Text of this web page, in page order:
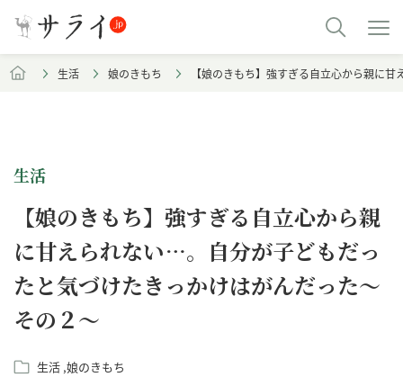
生活 娘のきもち 【娘のきもち】強すぎる自立心から親に
生活
【娘のきもち】強すぎる自立心から親
に甘えられない…。自分が子どもだっ
たと気づけたきっかけはがんだった～
その２～
生活 娘のきもち